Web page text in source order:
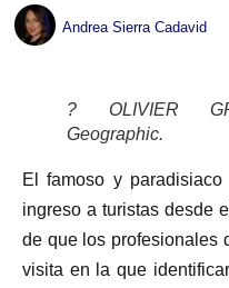
Andrea Sierra Cadavid
? OLIVIER
Geographic.
El famoso y
ingreso a turistas desde
de que los profesionales
visita en la que